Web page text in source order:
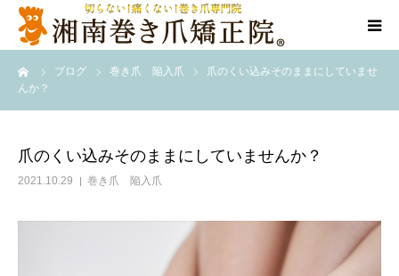
ブログ 巻き爪 陥入爪
爪のくい込みそのままにしていませ
んか？
爪のくい込みそのままにしていませんか？
2021.10.29 巻き爪 陥入爪
代表ご挨拶
料金表